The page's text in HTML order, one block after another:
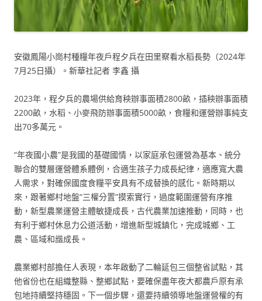
安徽鳳陽小崗村種糧年夜戶程夕兵在田里察看水稻長勢（2024年
7月25日攝）。新華社記者 李鑫 攝
2023年，程夕兵的農場供給育秧辦事面積2800畝，插秧辦事面積
2200畝，水稻、小麥飛防辦事面積5000畝，食糧和運營辦事純支
出70多萬元。
“年夜國小農”是我國的基礎國情，以家庭承包運營為基本、統分
聯合的雙層運營體系體例，合適生孩子力成長紀律，適應寬大農
人需求，對確保國度食糧平安具有不成替換的感化。新時期以
來，跟著鄉村地盤“三權分置”摸索實行，過度範圍運營有序推
動，新型農業運營主體敏捷成長，古代農業加速推動，同時，也
有利于鄉村休息力公道活動，增進新型城鎮化，完成城鄉、工
農、區域和諧成長。
農業鄉村部擔任人表現，本年啟動了二輪延包三個整省試點，其
他省份也在組織整縣、整鄉試點，要確保盡年夜大都農戶原有承
包地持續堅持穩固。下一個步驟，還要持續領導地盤運營權的有